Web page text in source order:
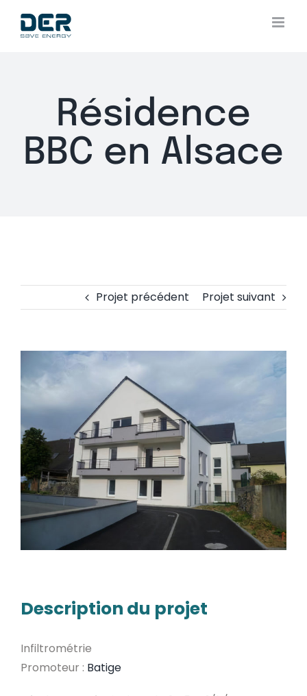
Résidence
BBC en Alsace
Projet précédent Projet suivant
Description du projet
Infiltrométrie
Promoteur : Batige